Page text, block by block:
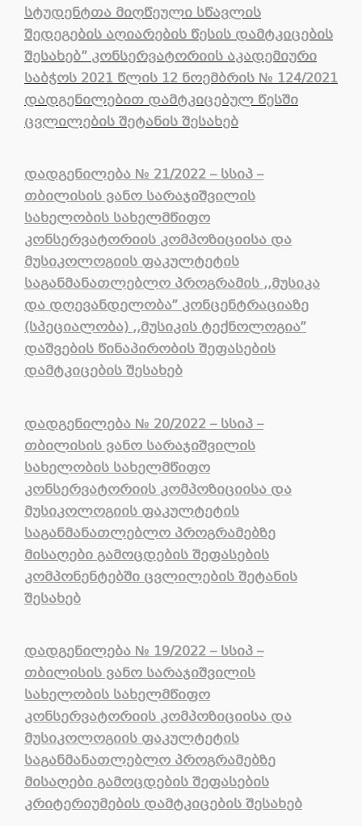
სტუდენტთა მიღწეული სწავლის
შედეგების აღიარების წესის დამტკიცების
შესახებ” კონსერვატორიის აკადემიური
საბჭოს 2021 წლის 12 ნოემბრის № 124/2021
დადგენილებით დამტკიცებულ წესში
ცვლილების შეტანის შესახებ
დადგენილება№21/2022 – სსიპ –
თბილისის ვანო სარაჯიშვილის
სახელობის სახელმწიფო
კონსერვატორიის კომპოზიციისა და
მუსიკოლოგიის ფაკულტეტის
საგანმანათლებლო პროგრამის ,,მუსიკა
და დღევანდელობა” კონცენტრაციაზე
(სპეციალობა) ,,მუსიკის ტექნოლოგია”
დაშვების წინაპირობის შეფასების
დამტკიცების შესახებ
დადგენილება№20/2022 – სსიპ –
თბილისის ვანო სარაჯიშვილის
სახელობის სახელმწიფო
კონსერვატორიის კომპოზიციისა და
მუსიკოლოგიის ფაკულტეტის
საგანმანათლებლო პროგრამებზე
მისაღები გამოცდების შეფასების
კომპონენტებში ცვლილების შეტანის
შესახებ
დადგენილება№19/2022 – სსიპ –
თბილისის ვანო სარაჯიშვილის
სახელობის სახელმწიფო
კონსერვატორიის კომპოზიციისა და
მუსიკოლოგიის ფაკულტეტის
საგანმანათლებლო პროგრამებზე
მისაღები გამოცდების შეფასების
კრიტერიუმების დამტკიცების შესახებ